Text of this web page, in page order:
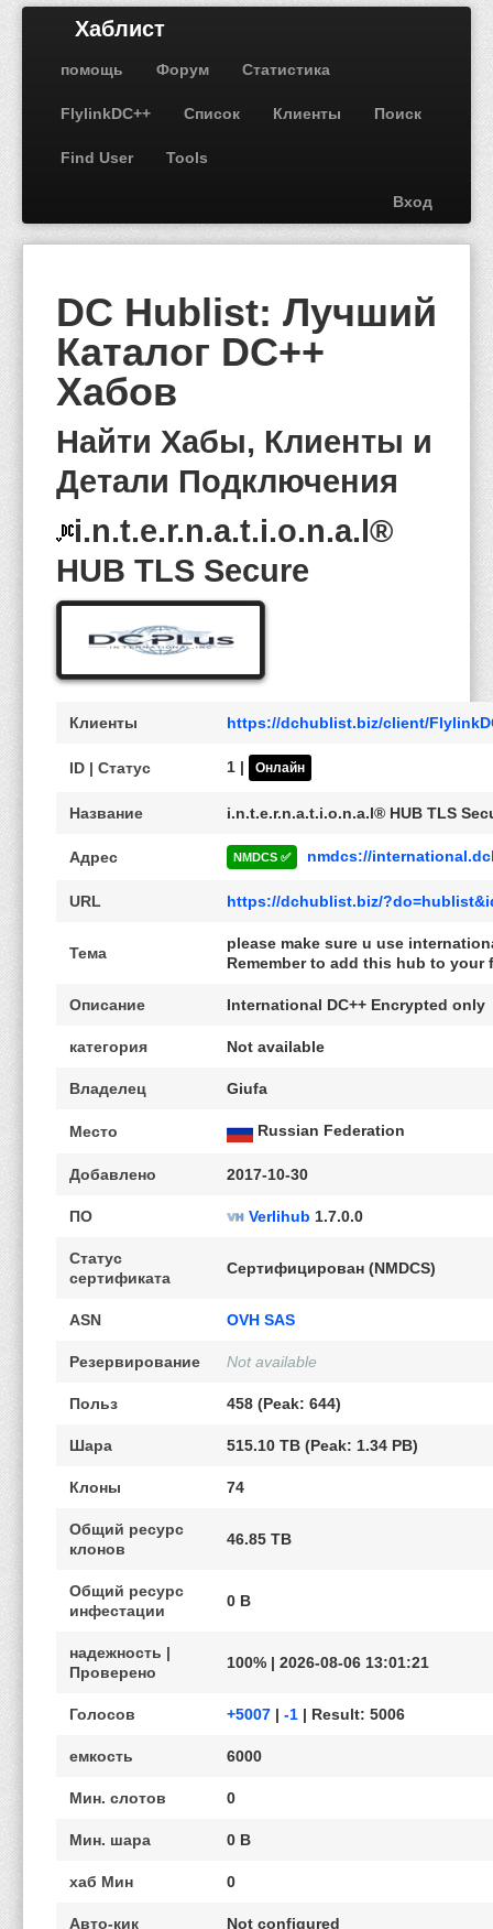
Хаблист
помощь Форум Статистика
FlylinkDC++ Список Клиенты Поиск
Find User Tools
Вход
DC Hublist: Лучший
Каталог DC++
Хабов
Найти Хабы, Клиенты и
Детали Подключения
i.n.t.e.r.n.a.t.i.o.n.a.l®
HUB TLS Secure
Клиенты https://dchublist.biz/client/
ID | Статус 1 | Онлайн
Название i.n.t.e.r.n.a.t.i.o.n.a.l® HUB TLS
Адрес NMDCS ✅ nmdcs://
URL https://dchublist.biz/
Тема
please make sure u use
Remember to add this hub to
Описание International DC++ Encrypted only
категория Not available
Владелец Giufa
Место Russian Federation
Добавлено 2017-10-30
ПО Verlihub 1.7.0.0
Статус
сертификата
Сертифицирован (NMDCS)
ASN OVH SAS
Резервирование Not available
Польз 458 (Peak: 644)
Шара 515.10 TB (Peak: 1.34 PB)
Клоны 74
Общий ресурс
клонов
46.85 TB
Общий ресурс
инфестации
0 B
надежность |
Проверено
100% | 2026-08-06 13:01:21
Голосов +5007 | -1 | Result: 5006
емкость 6000
Мин. слотов 0
Мин. шара 0 B
хаб Мин 0
Авто-кик Not configured